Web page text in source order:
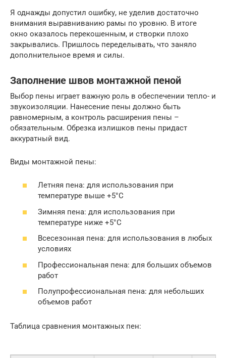
Я однажды допустил ошибку, не уделив достаточно
внимания выравниванию рамы по уровню. В итоге
окно оказалось перекошенным, и створки плохо
закрывались. Пришлось переделывать, что заняло
дополнительное время и силы.
Заполнение швов монтажной пеной
Выбор пены играет важную роль в обеспечении тепло- и
звукоизоляции. Нанесение пены должно быть
равномерным, а контроль расширения пены –
обязательным. Обрезка излишков пены придаст
аккуратный вид.
Виды монтажной пены:
Летняя пена: для использования при
температуре выше +5°C
Зимняя пена: для использования при
температуре ниже +5°C
Всесезонная пена: для использования в любых
условиях
Профессиональная пена: для больших объемов
работ
Полупрофессиональная пена: для небольших
объемов работ
Таблица сравнения монтажных пен: